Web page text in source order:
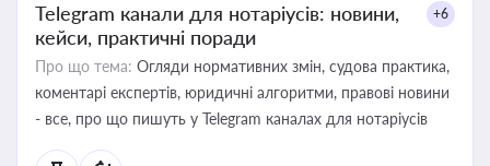
Telegram канали для нотаріусів: новини,
кейси, практичні поради
+6
Про що тема: Огляди нормативних змін, судова практика,
коментарі експертів, юридичні алгоритми, правові новини
- все, про що пишуть у Telegram каналах для нотаріусів